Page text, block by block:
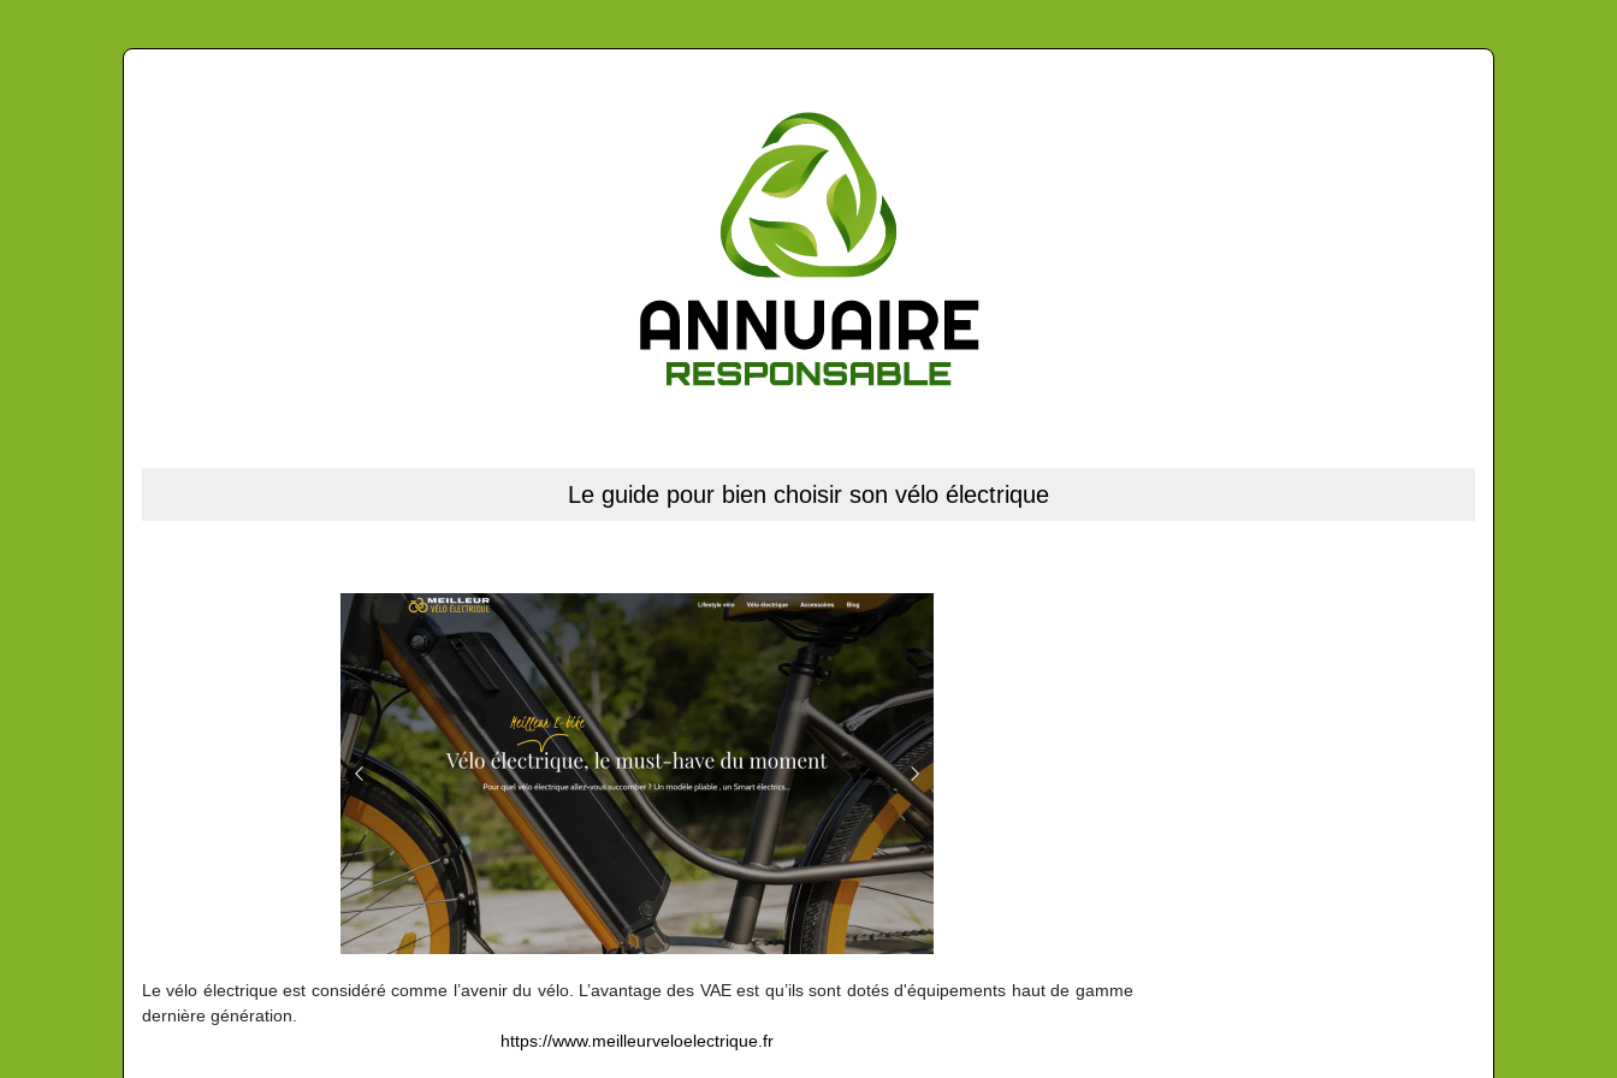
Le guide pour bien choisir son vélo électrique
Le vélo électrique est considéré comme l’avenir du vélo. L’avantage des VAE est qu’ils sont dotés d'équipements haut de gamme
dernière génération.
https://www.meilleurveloelectrique.fr